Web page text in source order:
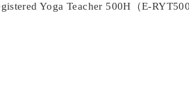
Yoga Teacher 500H（E-